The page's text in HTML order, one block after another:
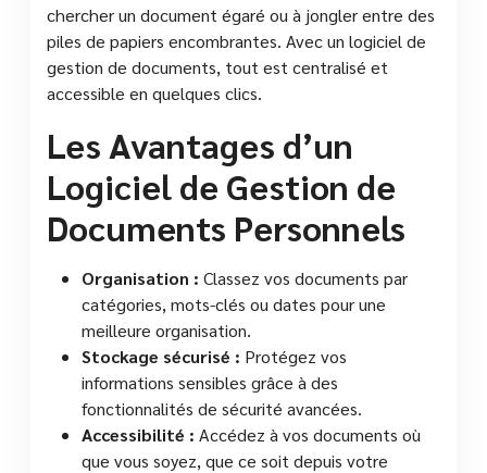
chercher un document égaré ou à jongler entre des
piles de papiers encombrantes. Avec un logiciel de
gestion de documents, tout est centralisé et
accessible en quelques clics.
Les Avantages d’un
Logiciel de Gestion de
Documents Personnels
Organisation : Classez vos documents par
catégories, mots-clés ou dates pour une
meilleure organisation.
Stockage sécurisé : Protégez vos
informations sensibles grâce à des
fonctionnalités de sécurité avancées.
Accessibilité : Accédez à vos documents où
que vous soyez, que ce soit depuis votre